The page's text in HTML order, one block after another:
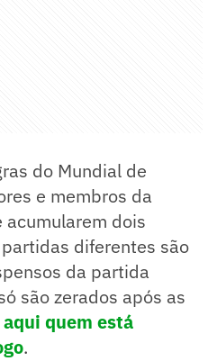
do Mundial de
e membros da
acumularem dois
diferentes são
da partida
são zerados após as
aqui quem está
.